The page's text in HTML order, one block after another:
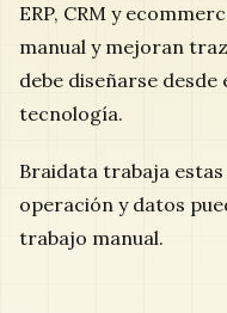
ERP, CRM y
manual y mejoran
debe diseñarse desde
tecnología.
Braidata trabaja
operación y datos
trabajo manual.